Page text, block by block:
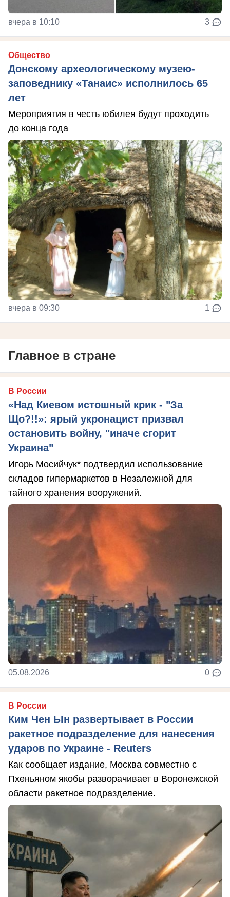
вчера в 10:10 3
Общество
Донскому археологическому музею-
заповеднику «Танаис» исполнилось 65
лет
Мероприятия в честь юбилея будут проходить
до конца года
вчера в 09:30 1
Главное в стране
В России
«Над Киевом истошный крик - "За
Що?!!»: ярый укронацист призвал
остановить войну, "иначе сгорит
Украина"
Игорь Мосийчук* подтвердил использование
складов гипермаркетов в Незалежной для
тайного хранения вооружений.
05.08.2026 0
В России
Ким Чен Ын развертывает в России
ракетное подразделение для нанесения
ударов по Украине - Reuters
Как сообщает издание, Москва совместно с
Пхеньяном якобы разворачивает в Воронежской
области ракетное подразделение.